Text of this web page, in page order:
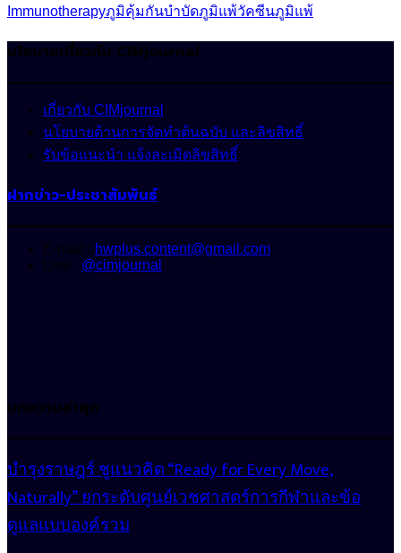
Immunotherapyภูมิคุ้มกันบำบัดภูมิแพ้วัคซีนภูมิแพ้
นโยบายเกี่ยวกับ CIMjournal
เกี่ยวกับ CIMjournal
นโยบายด้านการจัดทำต้นฉบับ และลิขสิทธิ์
รับข้อแนะนำ แจ้งละเมิดลิขสิทธิ์
ฝากข่าว-ประชาสัมพันธ์
E-mail : hwplus.content@gmail.com
Line : @cimjournal
บทความล่าสุด
บำรุงราษฎร์ ชูแนวคิด “Ready for Every Move,
Naturally” ยกระดับศูนย์เวชศาสตร์การกีฬาและข้อ
ดูแลแบบองค์รวม